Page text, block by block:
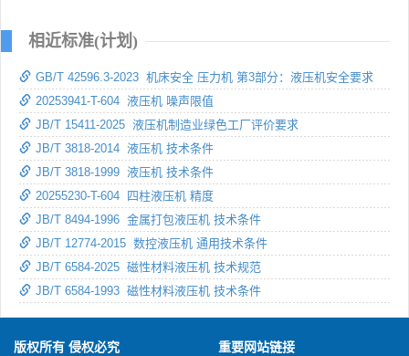
相近标准(计划)
GB/T 42596.3-2023 机床安全 压力机 第3部分：液压机安全要求
20253941-T-604 液压机 噪声限值
JB/T 15411-2025 液压机制造业绿色工厂评价要求
JB/T 3818-2014 液压机 技术条件
JB/T 3818-1999 液压机 技术条件
20255230-T-604 四柱液压机 精度
JB/T 8494-1996 金属打包液压机 技术条件
JB/T 12774-2015 数控液压机 通用技术条件
JB/T 6584-2025 磁性材料液压机 技术规范
JB/T 6584-1993 磁性材料液压机 技术条件
版权所有 侵权必究 重要网站链接